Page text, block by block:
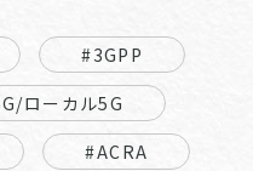
#3GPP
ローカル5G
#ACRA